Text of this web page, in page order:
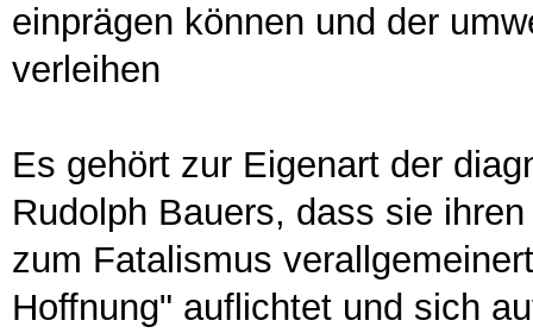
einprägen können und der
verleihen
Es gehört zur Eigenart der
Rudolph Bauers, dass sie
zum Fatalismus
Hoffnung" auflichtet und sich